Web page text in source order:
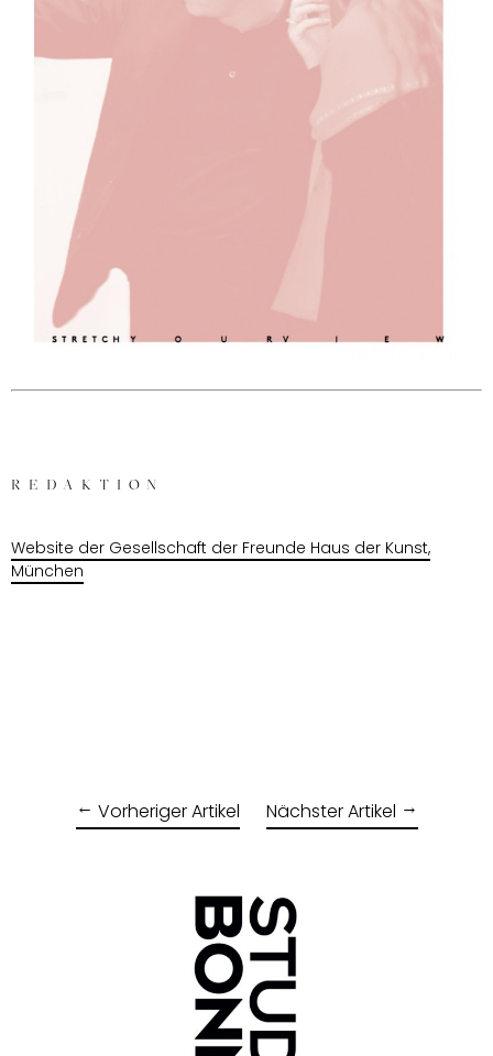
REDAKTION
Website der Gesellschaft der Freunde Haus der Kunst,
München
Vorheriger Artikel Nächster Artikel